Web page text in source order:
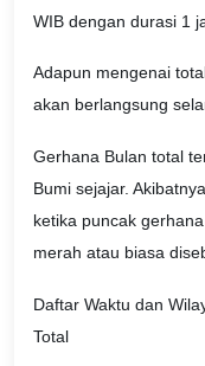
WIB dengan durasi 1
Adapun mengenai
akan berlangsung
Gerhana Bulan total
Bumi sejajar.
ketika puncak
merah atau biasa
Daftar Waktu dan
Total